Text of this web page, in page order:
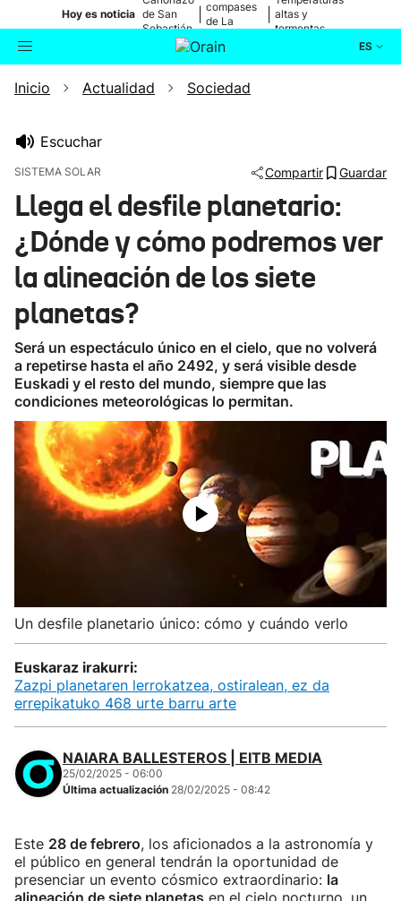
Hoy es noticia de San
Sebastián
compases
de La
altas y
tormentas
ES
Buscador Actualidad
Ikusmiran
Eguraldia
Inicio Actualidad Sociedad
Escuchar
SISTEMA SOLAR Compartir Guardar
Llega el desfile planetario:
¿Dónde y cómo podremos ver
la alineación de los siete
planetas?
Será un espectáculo único en el cielo, que no volverá
a repetirse hasta el año 2492, y será visible desde
Euskadi y el resto del mundo, siempre que las
condiciones meteorológicas lo permitan.
Un desfile planetario único: cómo y cuándo verlo
Euskaraz irakurri:
Zazpi planetaren lerrokatzea, ostiralean, ez da
errepikatuko 468 urte barru arte
NAIARA BALLESTEROS | EITB MEDIA
25/02/2025 - 06:00
Última actualización 28/02/2025 - 08:42
Este 28 de febrero, los aficionados a la astronomía y
el público en general tendrán la oportunidad de
presenciar un evento cósmico extraordinario: la
alineación de siete planetas en el cielo nocturno, un